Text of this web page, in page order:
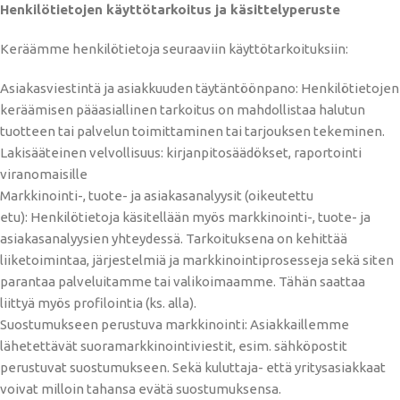
Henkilötietojen käyttötarkoitus ja käsittelyperuste
Keräämme henkilötietoja seuraaviin käyttötarkoituksiin:
Asiakasviestintä ja asiakkuuden täytäntöönpano: Henkilötietojen
keräämisen pääasiallinen tarkoitus on mahdollistaa halutun
tuotteen tai palvelun toimittaminen tai tarjouksen tekeminen.
Lakisääteinen velvollisuus: kirjanpitosäädökset, raportointi
viranomaisille
Markkinointi-, tuote- ja asiakasanalyysit (oikeutettu
etu): Henkilötietoja käsitellään myös markkinointi-, tuote- ja
asiakasanalyysien yhteydessä. Tarkoituksena on kehittää
liiketoimintaa, järjestelmiä ja markkinointiprosesseja sekä siten
parantaa palveluitamme tai valikoimaamme. Tähän saattaa
liittyä myös profilointia (ks. alla).
Suostumukseen perustuva markkinointi: Asiakkaillemme
lähetettävät suoramarkkinointiviestit, esim. sähköpostit
perustuvat suostumukseen. Sekä kuluttaja- että yritysasiakkaat
voivat milloin tahansa evätä suostumuksensa.